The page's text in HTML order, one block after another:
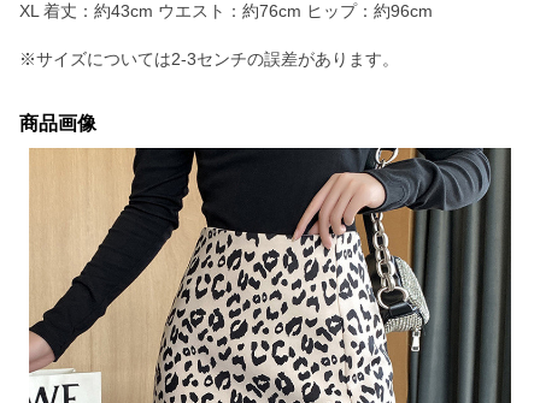
XL 着丈：約43cm ウエスト：約76cm ヒップ：約96cm
※サイズについては2-3センチの誤差があります。
商品画像